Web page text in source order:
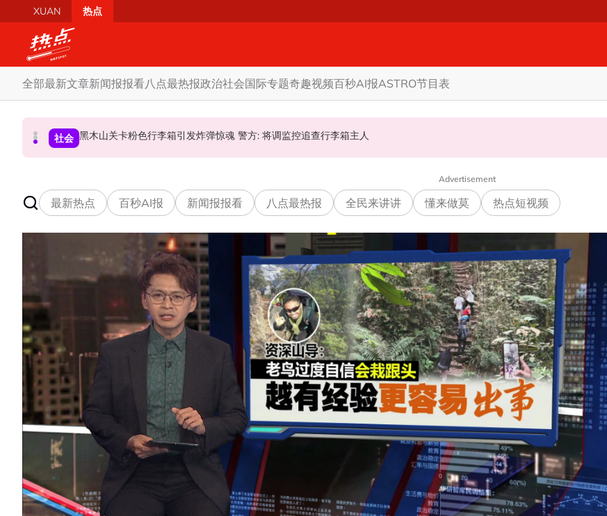
Skip to main content
XUAN 热点
全部最新文章新闻报报看八点最热报政治社会国际专题奇趣视频百秒AI报ASTRO节目表
政治 特别点名望万、双溪乌浪 韩沙: 宏愿党也要守现有甲州议席!
社会 黑木山关卡粉色行李箱引发炸弹惊魂 警方: 将调监控追查行李箱主人
政治 驳斥全国大选提前举行 法米：各成员党承诺挺政府至届满
Advertisement
最新热点 百秒AI报 新闻报报看 八点最热报 全民来讲讲 懂来做莫 热点短视频